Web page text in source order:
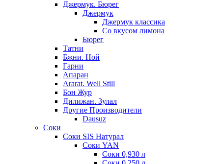
Джермук. Бюрег
Джермук
Джермук классика
Со вкусом лимона
Бюрег
Татни
Бжни. Ной
Гарни
Апаран
Ararat. Well Still
Бон Жур
Дилижан. Зулал
Другие Производители
Dausuz
Соки
Соки SIS Натурал
Соки YAN
Соки 0,930 л